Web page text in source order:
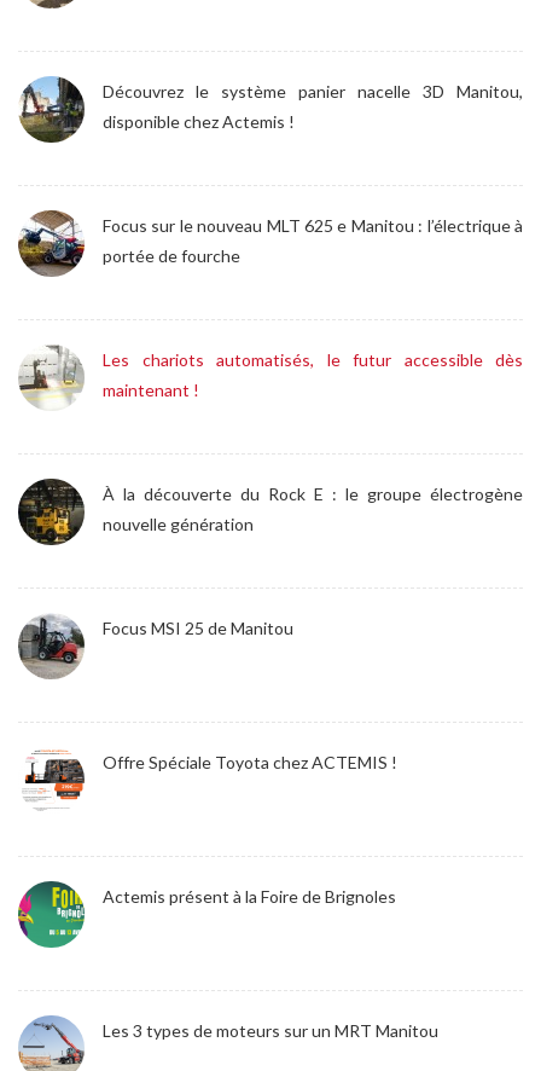
Découvrez le système panier nacelle 3D Manitou,
disponible chez Actemis !
Focus sur le nouveau MLT 625 e Manitou : l’électrique à
portée de fourche
Les chariots automatisés, le futur accessible dès
maintenant !
À la découverte du Rock E : le groupe électrogène
nouvelle génération
Focus MSI 25 de Manitou
Offre Spéciale Toyota chez ACTEMIS !
Actemis présent à la Foire de Brignoles
Les 3 types de moteurs sur un MRT Manitou